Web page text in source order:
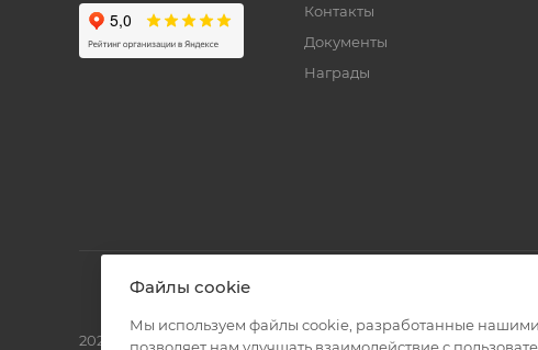
Контакты
Документы
Награды
2026 © Полиграф кит - интернет-магазин
Файлы cookie
Мы используем файлы cookie, разработанные